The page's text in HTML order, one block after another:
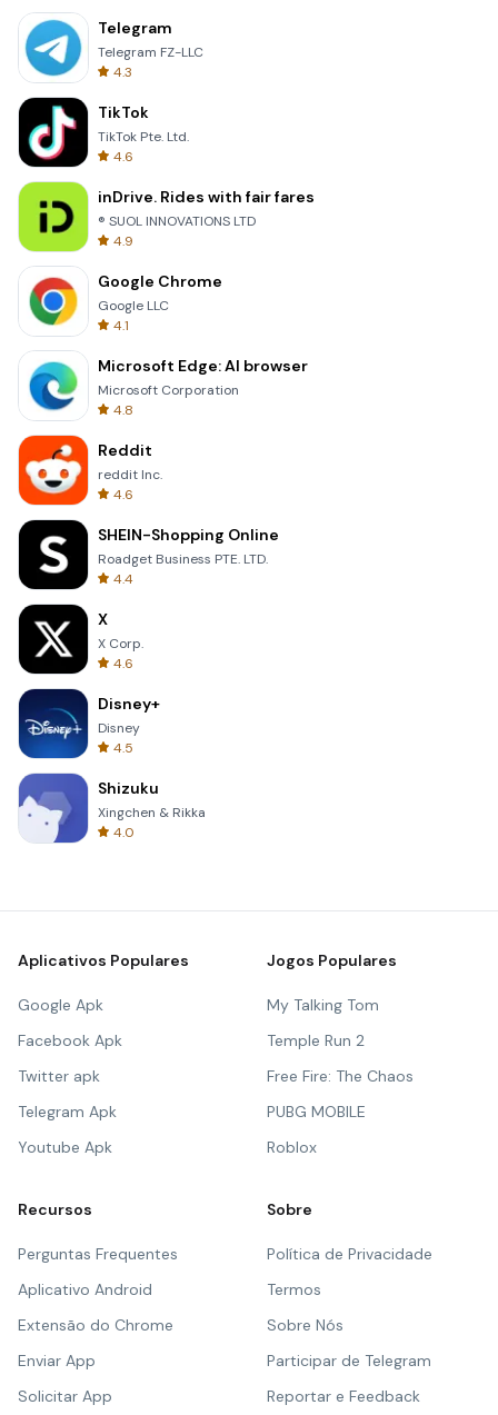
Telegram
Telegram FZ-LLC
4.3
TikTok
TikTok Pte. Ltd.
4.6
inDrive. Rides with fair fares
® SUOL INNOVATIONS LTD
4.9
Google Chrome
Google LLC
4.1
Microsoft Edge: AI browser
Microsoft Corporation
4.8
Reddit
reddit Inc.
4.6
SHEIN-Shopping Online
Roadget Business PTE. LTD.
4.4
X
X Corp.
4.6
Disney+
Disney
4.5
Shizuku
Xingchen & Rikka
4.0
Aplicativos Populares
Google Apk
Facebook Apk
Twitter apk
Telegram Apk
Youtube Apk
Jogos Populares
My Talking Tom
Temple Run 2
Free Fire: The Chaos
PUBG MOBILE
Roblox
Recursos
Perguntas Frequentes
Aplicativo Android
Extensão do Chrome
Enviar App
Solicitar App
Sobre
Política de Privacidade
Termos
Sobre Nós
Participar de Telegram
Reportar e Feedback